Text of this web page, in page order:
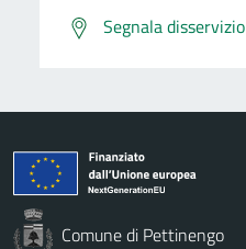
Segnala disservizio
Comune di Pettinengo